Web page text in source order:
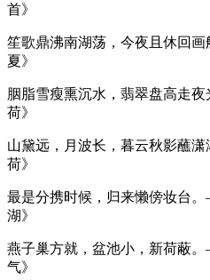
首》
笙歌鼎沸南湖荡，今夜且休回
夏》
胭脂雪瘦熏沉水，翡翠盘高走
荷》
山黛远，月波长，暮云秋影蘸
荷》
最是分携时候，归来懒傍妆台
湖》
燕子巢方就，盆池小，新荷蔽
气》